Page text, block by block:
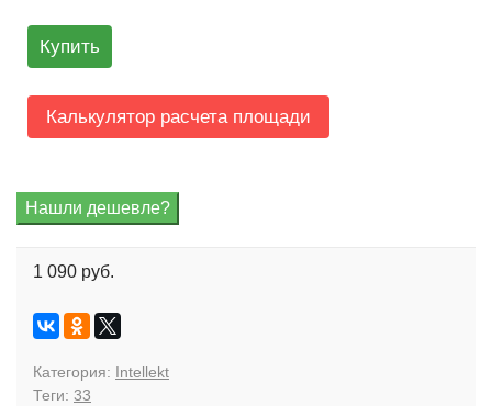
Купить
Калькулятор расчета площади
1 090 руб.
Категория: Intellekt
Теги: 33